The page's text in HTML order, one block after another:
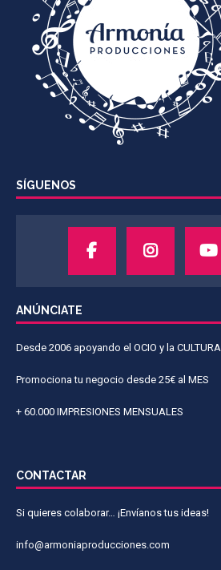
SÍGUENOS
ANÚNCIATE
Desde 2006 apoyando el OCIO y la CULTURA
Promociona tu negocio desde 25€ al MES
+ 60.000 IMPRESIONES MENSUALES
CONTACTAR
Si quieres colaborar… ¡Envíanos tus ideas!
info@armoniaproducciones.com